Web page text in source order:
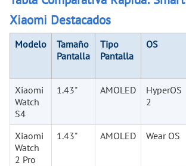
Xiaomi Destacados
Modelo
Tamaño
Pantalla
Tipo
Pantalla
OS
Xiaomi
Watch
S4
1.43" AMOLED
HyperOS
2
Xiaomi
Watch
2 Pro
1.43" AMOLED Wear OS